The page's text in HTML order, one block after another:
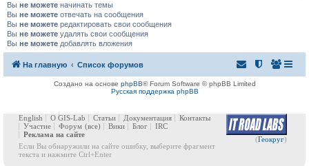
Вы не можете начинать темы
Вы не можете отвечать на сообщения
Вы не можете редактировать свои сообщения
Вы не можете удалять свои сообщения
Вы не можете добавлять вложения
На главную Список форумов
Создано на основе phpBB® Forum Software © phpBB Limited
Русская поддержка phpBB
(Геокруг)
English О GIS-Lab Статьи Документация
Контакты
Участие
Форум (все) Вики Блог
IRC
Реклама на сайте
Если Вы обнаружили на сайте ошибку, выберите фрагмент
текста и нажмите Ctrl+Enter